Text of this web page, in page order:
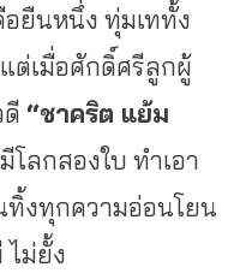
ยืนหนึ่ง ทุ่มเททั้ง
ต่เมื่อศักดิ์ศรีลูกผู้
“ชาคริต แย้ม
โลกสองใบ ทำเอา
งทุกความอ่อนโยน
ไม่ยั้ง